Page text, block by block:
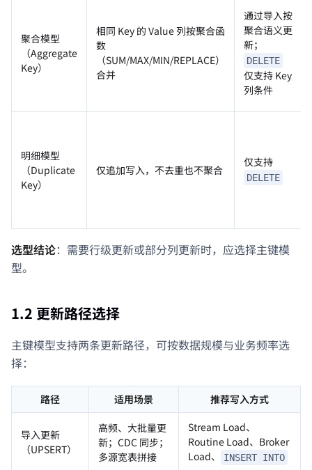
聚合模型
（Aggregate
Key）
相同 Key 的 Value 列按聚合函
数
（SUM/MAX/MIN/REPLACE）
合并
通过导入按
聚合语义更
新；
DELETE
仅支持 Key
列条件
明细模型
（Duplicate
Key）
仅追加写入，不去重也不聚合
仅支持
DELETE
选型结论：需要行级更新或部分列更新时，应选择主键模
型。
1.2 更新路径选择
主键模型支持两条更新路径，可按数据规模与业务频率选
择：
路径 适用场景 推荐写入方式
导入更新
（UPSERT）
高频、大批量更
新；CDC 同步；
多源宽表拼接
Stream Load、
Routine Load、Broker
Load、
INSERT INTO